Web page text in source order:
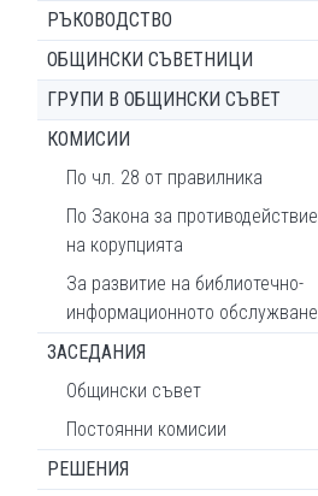
РЪКОВОДСТВО
ОБЩИНСКИ СЪВЕТНИЦИ
ГРУПИ В ОБЩИНСКИ СЪВЕТ
КОМИСИИ
По чл. 28 от правилника
По Закона за противодействие
на корупцията
За развитие на библиотечно-
информационното обслужване
ЗАСЕДАНИЯ
Общински съвет
Постоянни комисии
РЕШЕНИЯ